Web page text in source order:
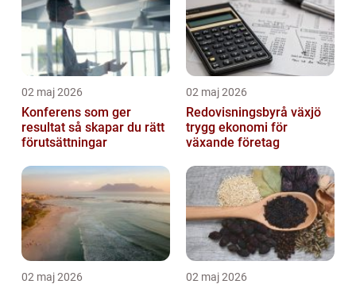
02 maj 2026
Konferens som ger
resultat så skapar du rätt
förutsättningar
02 maj 2026
Redovisningsbyrå växjö
trygg ekonomi för
växande företag
02 maj 2026 02 maj 2026